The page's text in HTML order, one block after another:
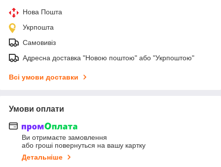
Нова Пошта
Укрпошта
Самовивіз
Адресна доставка "Новою поштою" або "Укрпоштою"
Всі умови доставки
Умови оплати
Ви отримаєте замовлення
або гроші повернуться на вашу картку
Детальніше